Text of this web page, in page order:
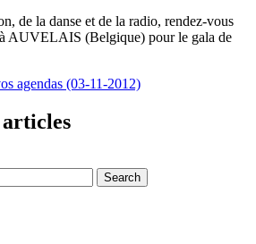
de la danse et de la radio, rendez-vous
AUVELAIS (Belgique) pour le gala de
agendas (03-11-2012)